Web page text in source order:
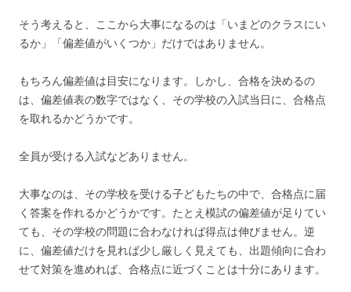
そう考えると、ここから大事になるのは「いまどのクラスにい
るか」「偏差値がいくつか」だけではありません。
もちろん偏差値は目安になります。しかし、合格を決めるの
は、偏差値表の数字ではなく、その学校の入試当日に、合格点
を取れるかどうかです。
全員が受ける入試などありません。
大事なのは、その学校を受ける子どもたちの中で、合格点に届
く答案を作れるかどうかです。たとえ模試の偏差値が足りてい
ても、その学校の問題に合わなければ得点は伸びません。逆
に、偏差値だけを見れば少し厳しく見えても、出題傾向に合わ
せて対策を進めれば、合格点に近づくことは十分にあります。